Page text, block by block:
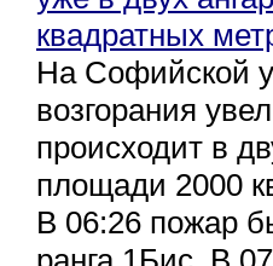
квадратных
На Софийской
возгорания
происходит в
площади 2000
В 06:26 пожар